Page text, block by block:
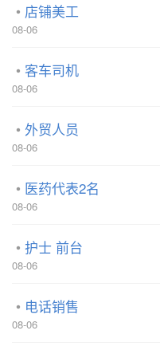
店铺美工
08-06
客车司机
08-06
外贸人员
08-06
医药代表2名
08-06
护士 前台
08-06
电话销售
08-06